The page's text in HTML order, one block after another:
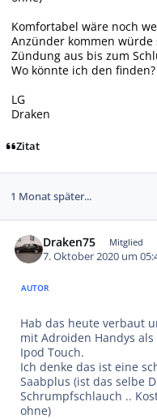
Komfortabel wäre noch
Anzünder kommen
Zündung aus bis zum
Wo könnte ich den finden?
LG
Draken
Zitat
1 Monat später...
Draken75 Mitglied
7. Oktober 2020 um
AUTOR
Hab das heute verbaut
mit Adroiden Handys
Ipod Touch.
Ich denke das ist eine
Saabplus (ist das selbe
Schrumpfschlauch ..
ohne)